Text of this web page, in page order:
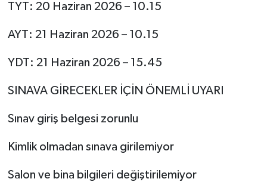
TYT: 20 Haziran 2026 – 10.15
AYT: 21 Haziran 2026 – 10.15
YDT: 21 Haziran 2026 – 15.45
SINAVA GİRECEKLER İÇİN ÖNEMLİ UYARI
Sınav giriş belgesi zorunlu
Kimlik olmadan sınava girilemiyor
Salon ve bina bilgileri değiştirilemiyor